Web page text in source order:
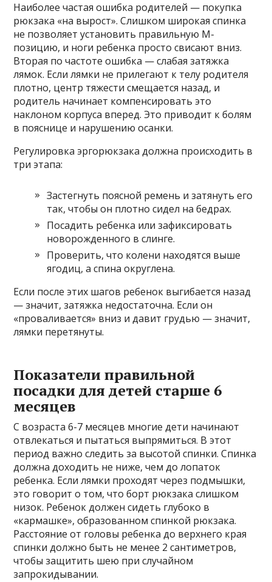
Наиболее частая ошибка родителей — покупка
рюкзака «на вырост». Слишком широкая спинка
не позволяет установить правильную М-
позицию, и ноги ребенка просто свисают вниз.
Вторая по частоте ошибка — слабая затяжка
лямок. Если лямки не прилегают к телу родителя
плотно, центр тяжести смещается назад, и
родитель начинает компенсировать это
наклоном корпуса вперед. Это приводит к болям
в пояснице и нарушению осанки.
Регулировка эргорюкзака должна происходить в
три этапа:
Застегнуть поясной ремень и затянуть его
так, чтобы он плотно сидел на бедрах.
Посадить ребенка или зафиксировать
новорожденного в слинге.
Проверить, что колени находятся выше
ягодиц, а спина округлена.
Если после этих шагов ребенок выгибается назад
— значит, затяжка недостаточна. Если он
«проваливается» вниз и давит грудью — значит,
лямки перетянуты.
Показатели правильной
посадки для детей старше 6
месяцев
С возраста 6-7 месяцев многие дети начинают
отвлекаться и пытаться выпрямиться. В этот
период важно следить за высотой спинки. Спинка
должна доходить не ниже, чем до лопаток
ребенка. Если лямки проходят через подмышки,
это говорит о том, что борт рюкзака слишком
низок. Ребенок должен сидеть глубоко в
«кармашке», образованном спинкой рюкзака.
Расстояние от головы ребенка до верхнего края
спинки должно быть не менее 2 сантиметров,
чтобы защитить шею при случайном
запрокидывании.